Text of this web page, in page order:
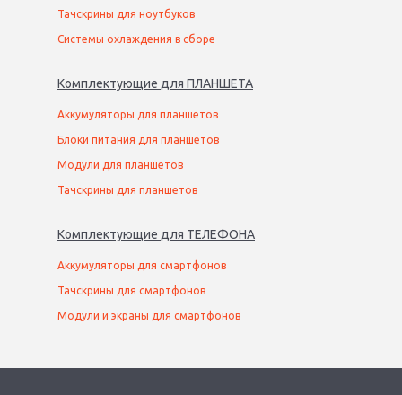
Тачскрины для ноутбуков
Системы охлаждения в сборе
Комплектующие для ПЛАНШЕТА
Аккумуляторы для планшетов
Блоки питания для планшетов
Модули для планшетов
Тачскрины для планшетов
Комплектующие для ТЕЛЕФОНА
Аккумуляторы для смартфонов
Тачскрины для смартфонов
Модули и экраны для смартфонов